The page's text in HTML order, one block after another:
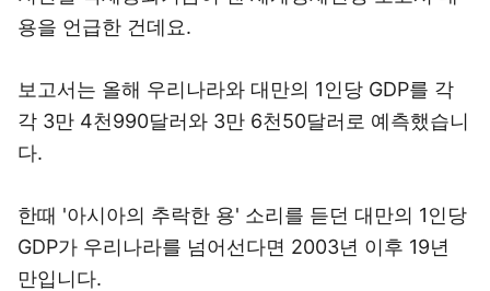
용을 언급한 건데요.
보고서는 올해 우리나라와 대만의 1인당 GDP를 각
각 3만 4천990달러와 3만 6천50달러로 예측했습니
다.
한때 '아시아의 추락한 용' 소리를 듣던 대만의 1인당
GDP가 우리나라를 넘어선다면 2003년 이후 19년
만입니다.